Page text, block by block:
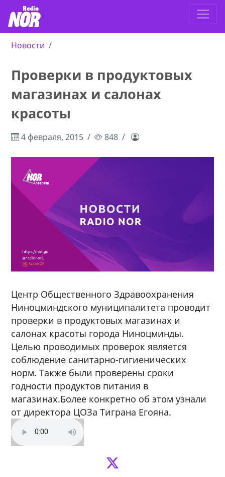
Новости
Проверки в продуктовых
магазинах и салонах
красоты
4 февраля, 2015 848
Центр Общественного Здравоохранения
Ниноцминдского муниципалитета проводит
проверки в продуктовых магазинах и
салонах красоты города Ниноцминды.
Целью проводимых проверок является
соблюдение санитарно-гигиенических
норм. Также были проверены сроки
годности продуктов питания в
магазинах.Более конкретно об этом узнали
от директора ЦОЗа Тиграна Егояна.